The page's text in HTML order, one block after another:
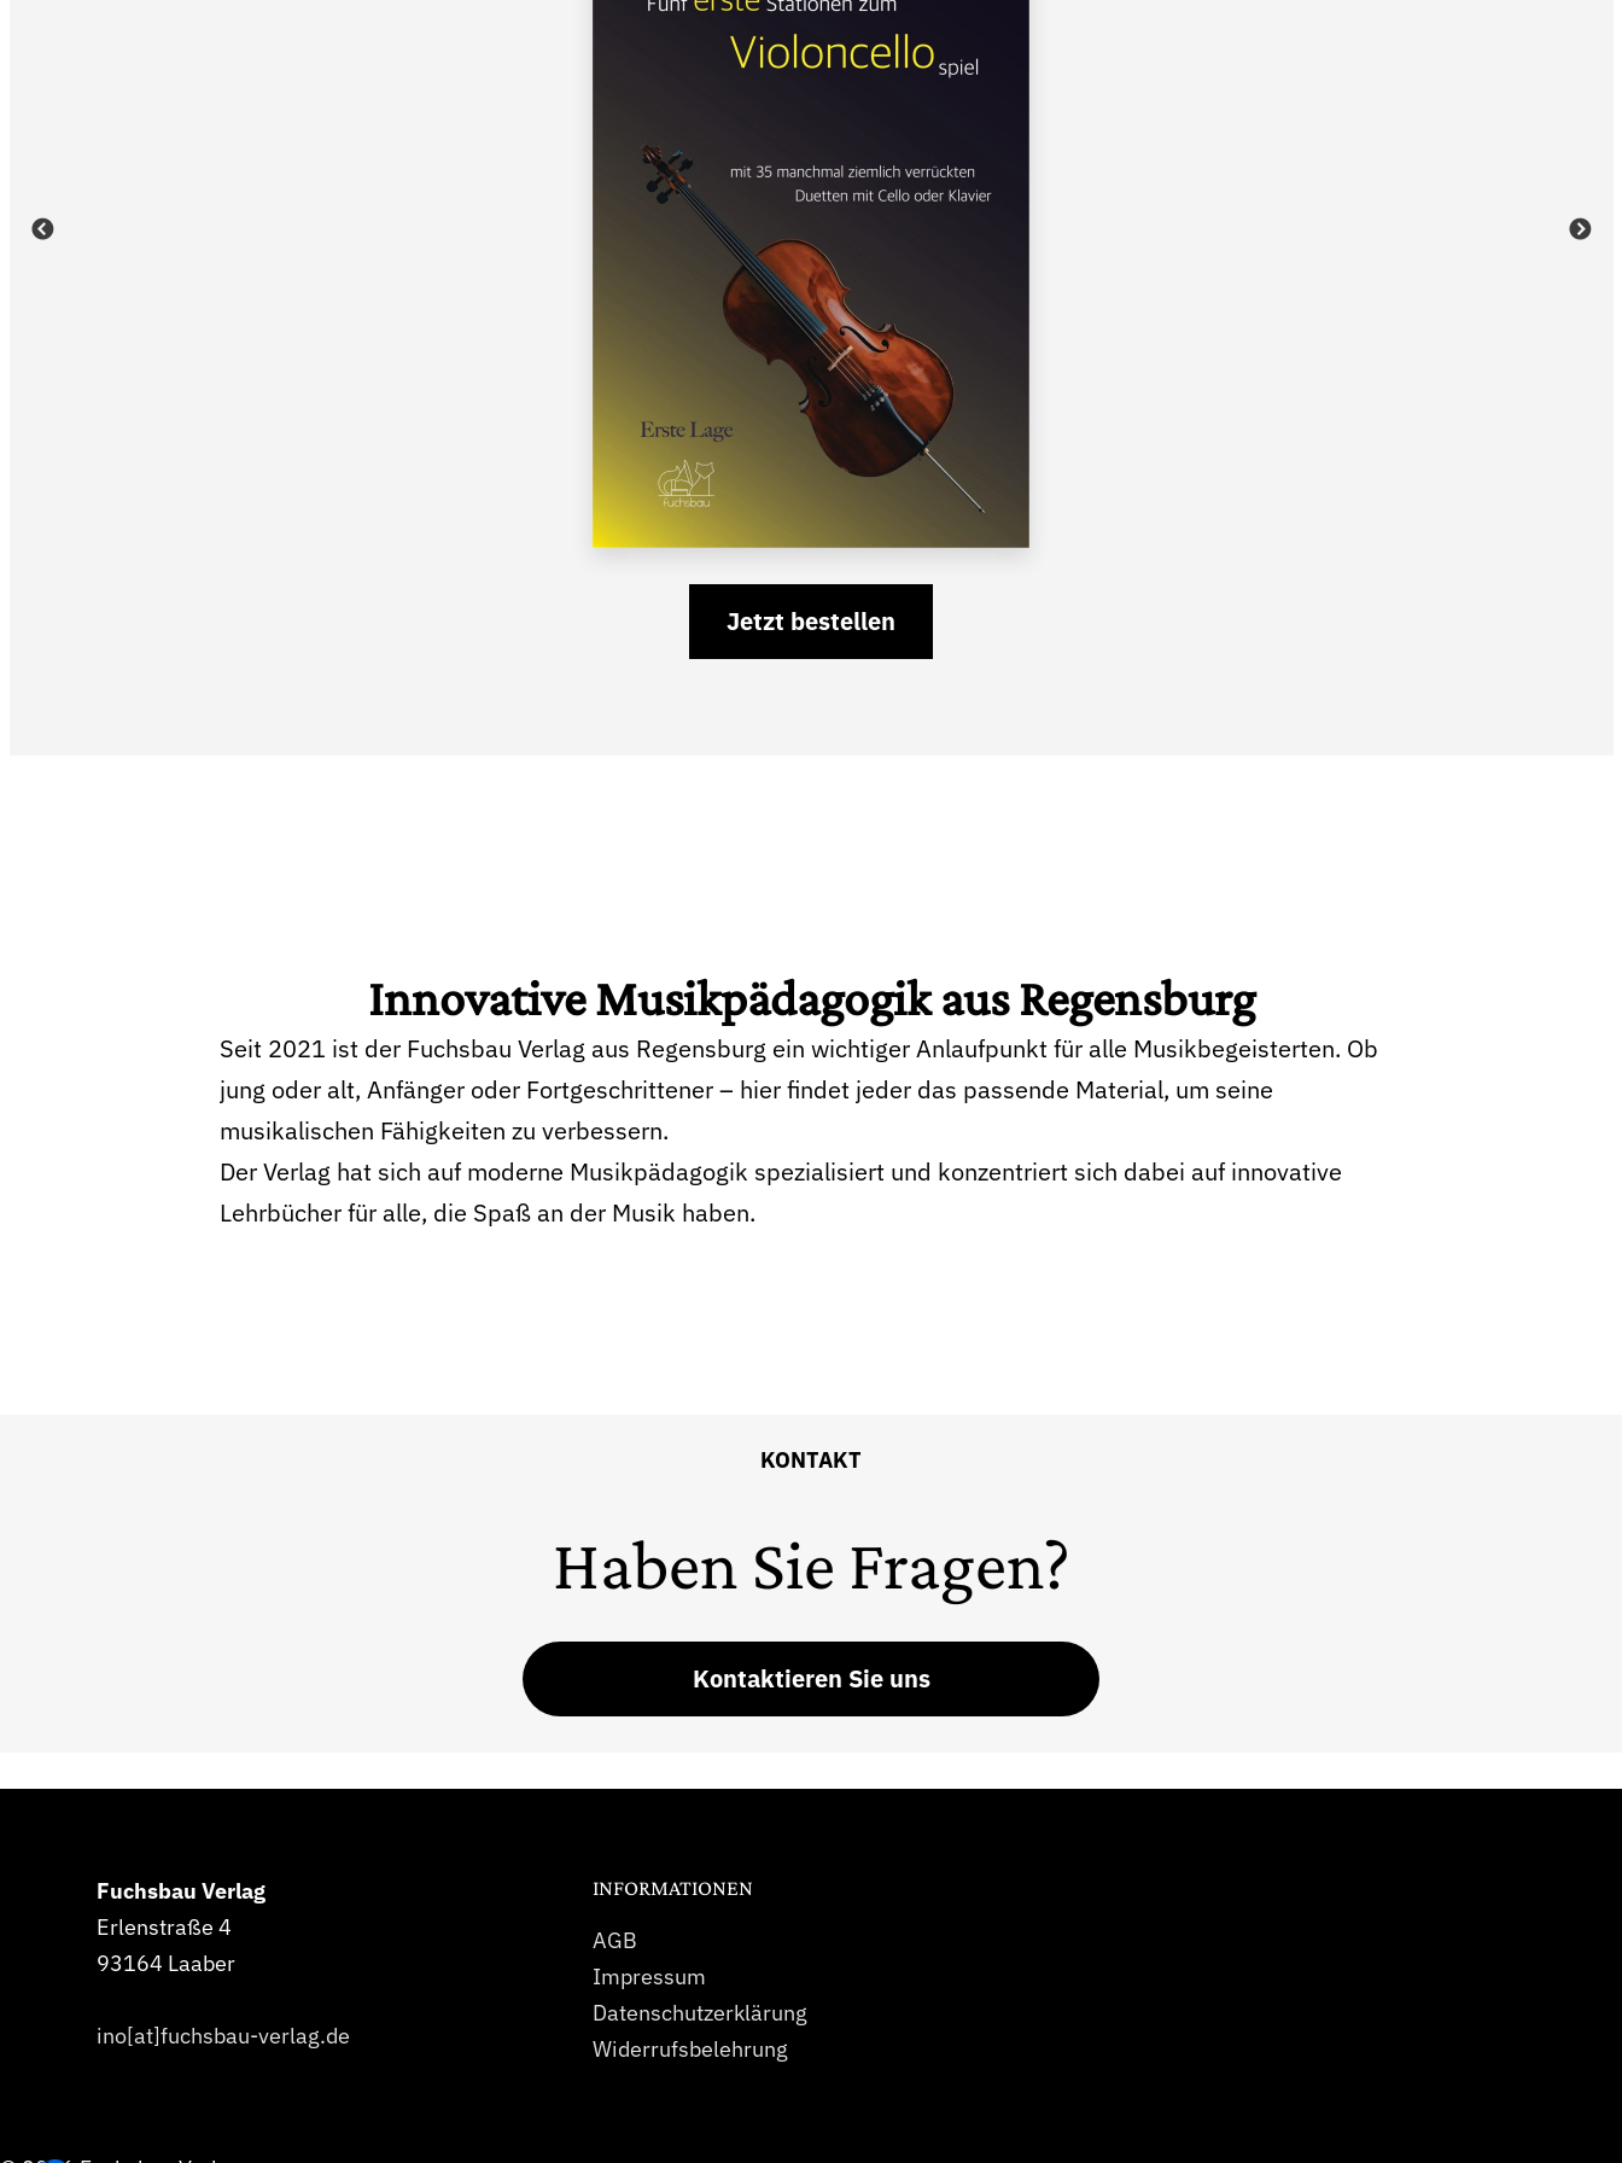
Jetzt bestellen
Innovative Musikpädagogik aus Regensburg
Seit 2021 ist der Fuchsbau Verlag aus Regensburg ein wichtiger Anlaufpunkt für alle Musikbegeisterten. Ob
jung oder alt, Anfänger oder Fortgeschrittener – hier findet jeder das passende Material, um seine
musikalischen Fähigkeiten zu verbessern.
Der Verlag hat sich auf moderne Musikpädagogik spezialisiert und konzentriert sich dabei auf innovative
Lehrbücher für alle, die Spaß an der Musik haben.
KONTAKT
Haben Sie Fragen?
Kontaktieren Sie uns
Fuchsbau Verlag
Erlenstraße 4
93164 Laaber
ino[at]fuchsbau-verlag.de
INFORMATIONEN
AGB
Impressum
Datenschutzerklärung
Widerrufsbelehrung